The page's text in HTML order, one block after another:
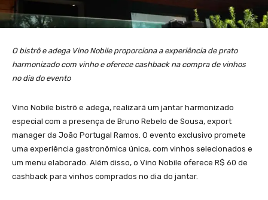
O bistrô e adega Vino Nobile proporciona a experiência de prato
harmonizado com vinho e oferece cashback na compra de vinhos
no dia do evento
Vino Nobile bistrô e adega, realizará um jantar harmonizado
especial com a presença de Bruno Rebelo de Sousa, export
manager da João Portugal Ramos. O evento exclusivo promete
uma experiência gastronômica única, com vinhos selecionados e
um menu elaborado. Além disso, o Vino Nobile oferece R$ 60 de
cashback para vinhos comprados no dia do jantar.